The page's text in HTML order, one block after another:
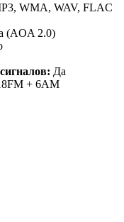
WMA, WAV, FLAC
(AOA 2.0)
Да
+ 6AM